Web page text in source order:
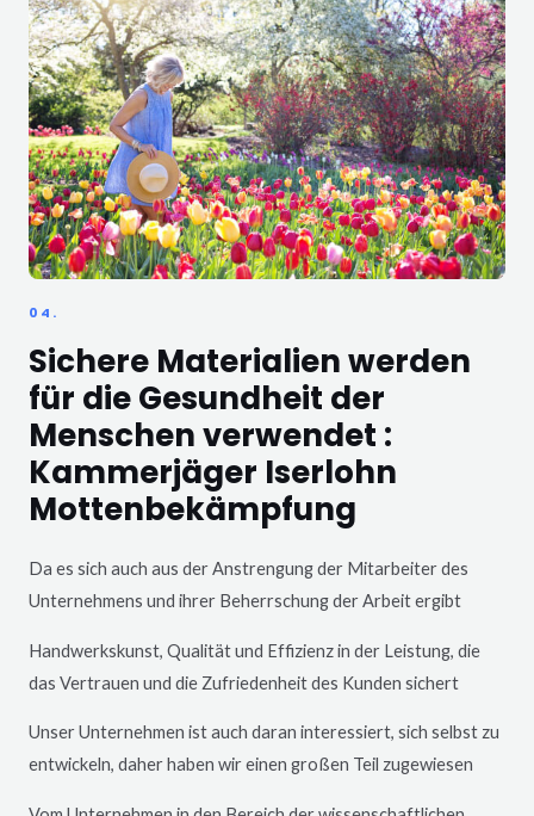
04.
Sichere Materialien werden
für die Gesundheit der
Menschen verwendet :
Kammerjäger Iserlohn
Mottenbekämpfung
Da es sich auch aus der Anstrengung der Mitarbeiter des
Unternehmens und ihrer Beherrschung der Arbeit ergibt
Handwerkskunst, Qualität und Effizienz in der Leistung, die
das Vertrauen und die Zufriedenheit des Kunden sichert
Unser Unternehmen ist auch daran interessiert, sich selbst zu
entwickeln, daher haben wir einen großen Teil zugewiesen